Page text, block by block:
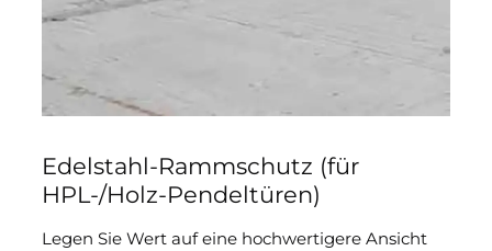
Edelstahl-Rammschutz (für
HPL-/Holz-Pendeltüren)
Legen Sie Wert auf eine hochwertigere Ansicht